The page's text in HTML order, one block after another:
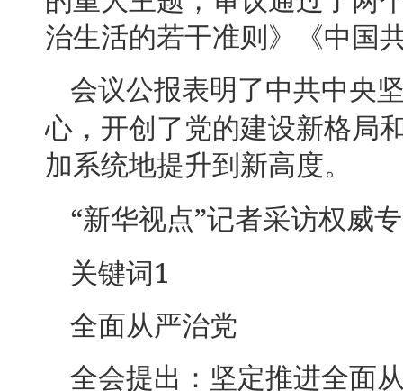
治生活的若干准则》《中国
会议公报表明了中共中央
心，开创了党的建设新格局
加系统地提升到新高度。
“新华视点”记者采访权威
关键词 1
全面从严治党
全会提出：坚定推进全面